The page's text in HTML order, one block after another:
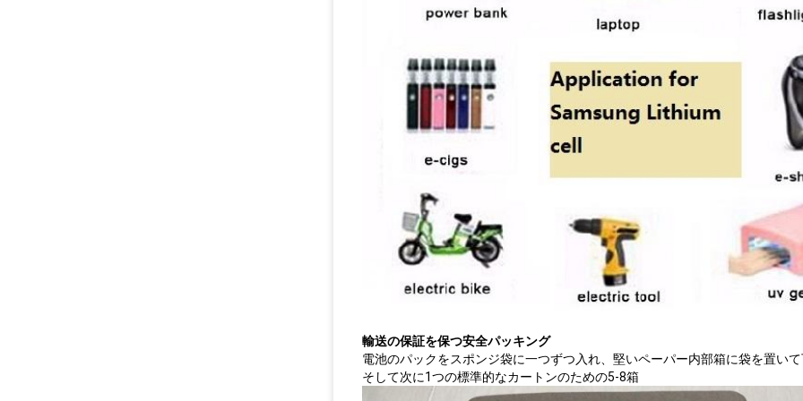
輸送の保証を保つ安全パッキング
電池のパックをスポンジ袋に一つずつ入れ、堅いペーパー内部箱に袋を置い
そして次に1つの標準的なカートンのための5-8箱